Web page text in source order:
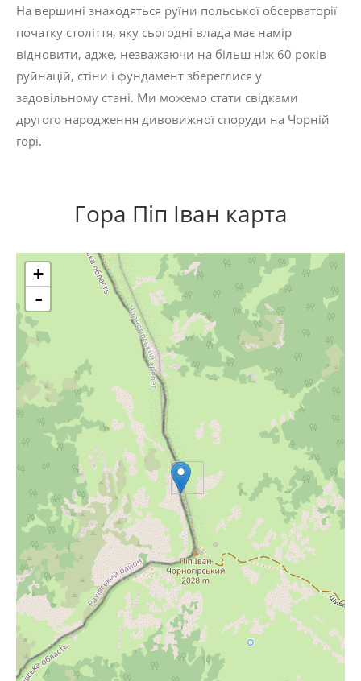
На вершині знаходяться руїни польської обсерваторії
початку століття, яку сьогодні влада має намір
відновити, адже, незважаючи на більш ніж 60 років
руйнацій, стіни і фундамент збереглися у
задовільному стані. Ми можемо стати свідками
другого народження дивовижної споруди на Чорній
горі.
Гора Піп Іван карта
+
-